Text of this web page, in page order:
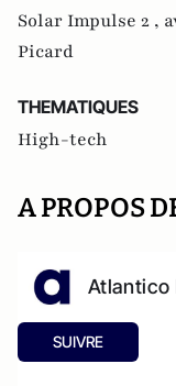
Solar Impulse 2 ,
Picard
THEMATIQUES
High-tech
A PROPOS
Atlantico
SUIVRE